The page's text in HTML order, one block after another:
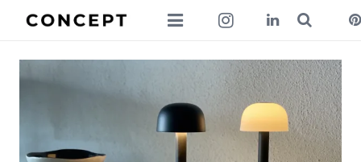
collections